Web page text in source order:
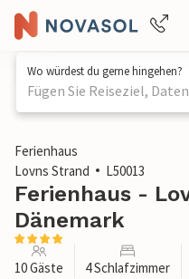
Wo würdest du gerne hingehen?
Fügen Sie Reiseziel,
1 / 31
Ferienhaus
Lovns Strand
L50013
Ferienhaus -
Dänemark
10 Gäste 4 Schlafzimmer